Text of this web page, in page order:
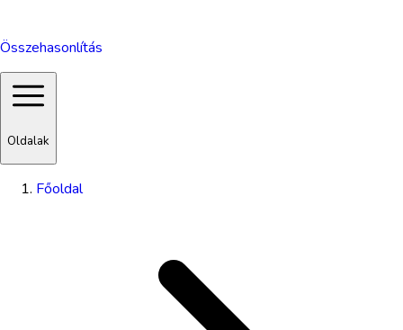
Összehasonlítás
Oldalak
Főoldal